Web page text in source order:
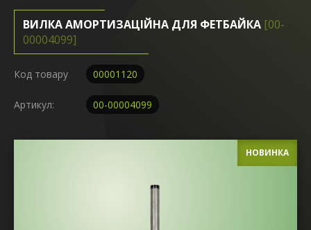
ВИЛКА АМОРТИЗАЦІЙНА ДЛЯ ФЕТБАЙКА [00-
00004099]
Код товару 00001120
Артикул: 00-00004099
НОВИНКА